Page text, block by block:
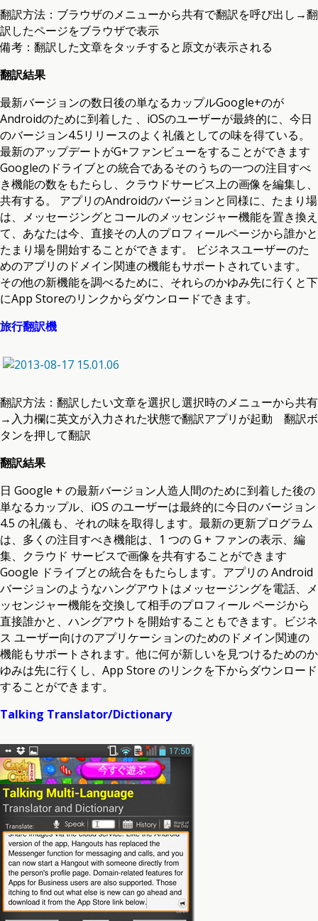
翻訳方法：ブラウザのメニューから共有で翻訳を呼び出し→翻
訳したページをブラウザで表示
備考：翻訳した文章をタッチすると原文が表示される
翻訳結果
最新バージョンの数日後の単なるカップルGoogle+のが
Androidのために到着した 、iOSのユーザーが最終的に、今日
のバージョン4.5リリースのよく礼儀としての味を得ている。
最新のアップデートがG+ファンビューをすることができます
Googleのドライブとの統合であるそのうちの一つの注目すべ
き機能の数をもたらし、クラウドサービス上の画像を編集し、
共有する。 アプリのAndroidのバージョンと同様に、たまり場
は、メッセージングとコールのメッセンジャー機能を置き換え
て、あなたは今、直接その人のプロフィールページから誰かと
たまり場を開始することができます。 ビジネスユーザーのた
めのアプリのドメイン関連の機能もサポートされています。
その他の新機能を調べるために、それらのかゆみ先に行くと下
にApp Storeのリンクからダウンロードできます。
旅行翻訳機
翻訳方法：翻訳したい文章を選択し選択時のメニューから共有
→入力欄に英文が入力された状態で翻訳アプリが起動 翻訳ボ
タンを押して翻訳
翻訳結果
日 Google + の最新バージョン人造人間のために到着した後の
単なるカップル、iOS のユーザーは最終的に今日のバージョン
4.5 の礼儀も、それの味を取得します。最新の更新プログラム
は、多くの注目すべき機能は、1 つの G + ファンの表示、編
集、クラウド サービスで画像を共有することができます
Google ドライブとの統合をもたらします。アプリの Android
バージョンのようなハングアウトはメッセージングを電話、メ
ッセンジャー機能を交換して相手のプロフィール ページから
直接誰かと、ハングアウトを開始することもできます。ビジネ
ス ユーザー向けのアプリケーションのためのドメイン関連の
機能もサポートされます。他に何が新しいを見つけるためのか
ゆみは先に行くし、App Store のリンクを下からダウンロード
することができます。
Talking Translator/Dictionary